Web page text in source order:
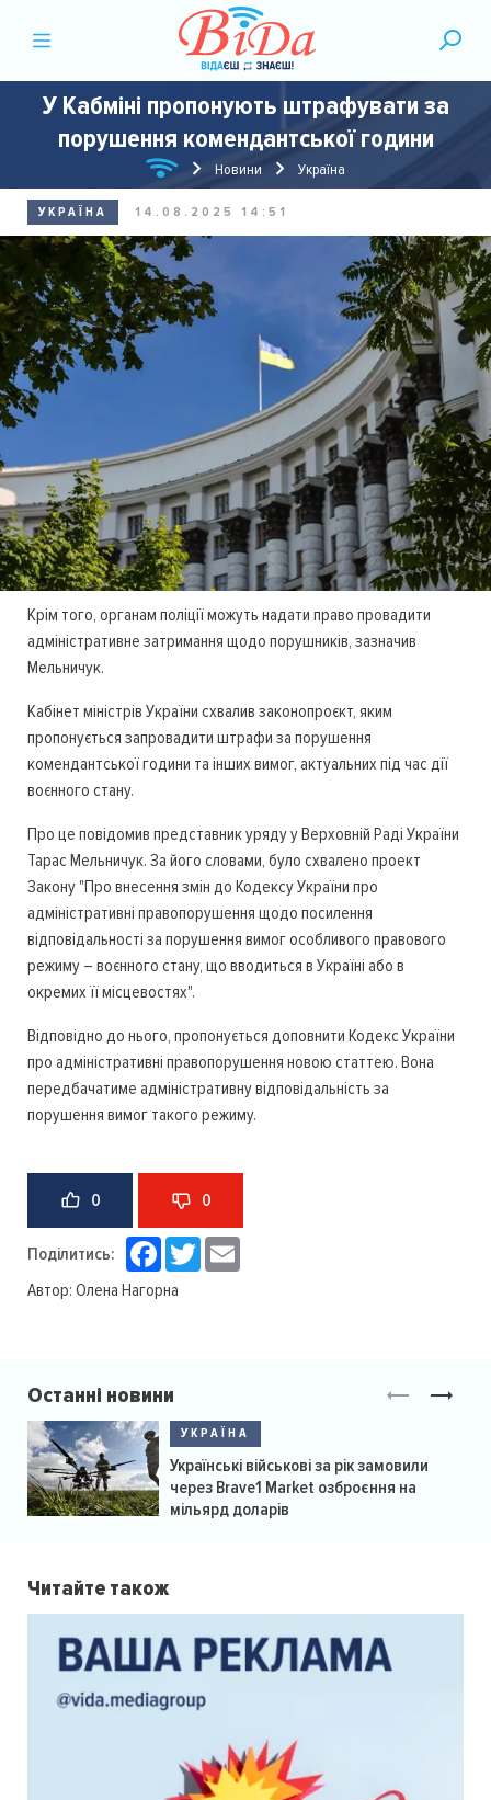
У Кабміні пропонують штрафувати за
порушення комендантської години
Новини Україна
УКРАЇНА 14.08.2025 14:51
Крім того, органам поліції можуть надати право провадити
адміністративне затримання щодо порушників, зазначив
Мельничук.
Кабінет міністрів України схвалив законопроєкт, яким
пропонується запровадити штрафи за порушення
комендантської години та інших вимог, актуальних під час дії
воєнного стану.
Про це повідомив представник уряду у Верховній Раді України
Тарас Мельничук. За його словами, було схвалено проект
Закону "Про внесення змін до Кодексу України про
адміністративні правопорушення щодо посилення
відповідальності за порушення вимог особливого правового
режиму – воєнного стану, що вводиться в Україні або в
окремих її місцевостях".
Відповідно до нього, пропонується доповнити Кодекс України
про адміністративні правопорушення новою статтею. Вона
передбачатиме адміністративну відповідальність за
порушення вимог такого режиму.
0 0
Поділитись: Facebook
Twitter
Автор: Олена Нагорна
Останні новини
УКРАЇНА
Українські військові за рік замовили
через Brave1 Market озброєння на
мільярд доларів
Читайте також